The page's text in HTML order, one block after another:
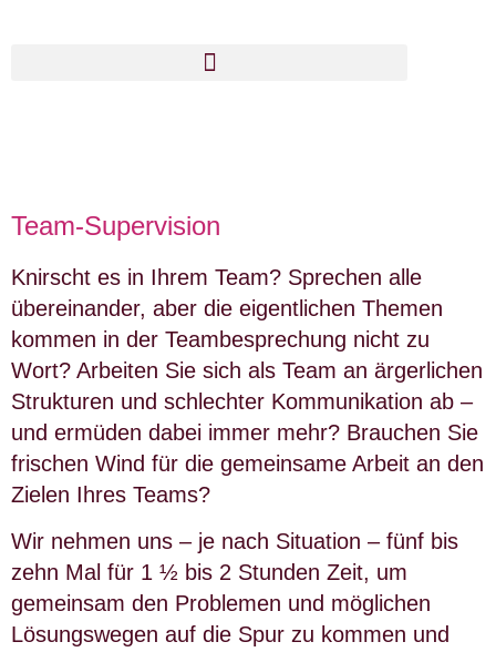
Team-Supervision
Knirscht es in Ihrem Team? Sprechen alle
übereinander, aber die eigentlichen Themen
kommen in der Teambesprechung nicht zu
Wort? Arbeiten Sie sich als Team an ärgerlichen
Strukturen und schlechter Kommunikation ab –
und ermüden dabei immer mehr? Brauchen Sie
frischen Wind für die gemeinsame Arbeit an den
Zielen Ihres Teams?
Wir nehmen uns – je nach Situation – fünf bis
zehn Mal für 1 ½ bis 2 Stunden Zeit, um
gemeinsam den Problemen und möglichen
Lösungswegen auf die Spur zu kommen und